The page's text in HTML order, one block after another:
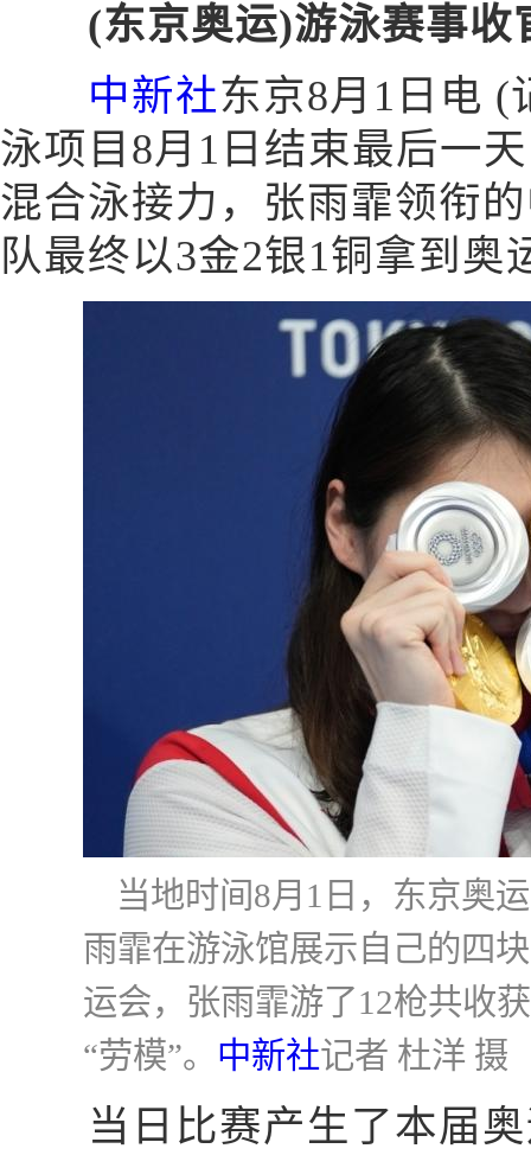
(东京奥运)游泳赛事收
中新社东京8月1日电 (
泳项目8月1日结束最后一
混合泳接力，张雨霏领衔
队最终以3金2银1铜拿到
当地时间8月1日，东京奥
雨霏在游泳馆展示自己的四
运会，张雨霏游了12枪共收
“劳模”。 中新社记者 杜洋 摄
当日比赛产生了本届奥